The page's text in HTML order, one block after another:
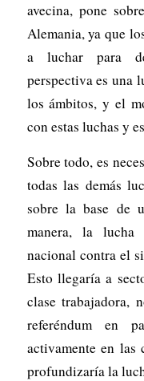
avecina, pone
Alemania, ya que
a luchar para
perspectiva es una
los ámbitos, y el
con estas luchas y
Sobre todo, es
todas las demás
sobre la base de
manera, la lucha
nacional contra el
Esto llegaría a
clase trabajadora,
referéndum en
activamente en las
profundizaría la